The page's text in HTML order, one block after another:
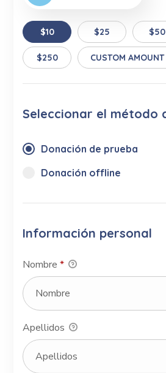
$10 $25 $50
$250 CUSTOM AMOUNT
Seleccionar el método
Donación de prueba
Donación offline
Información personal
Nombre*
Apellidos